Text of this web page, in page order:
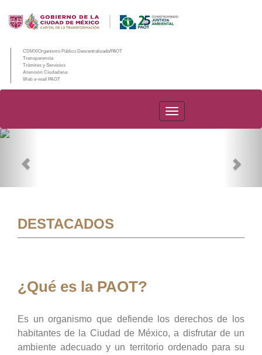
CDMX/Organismo Público Descentralizado/PAOT
Transparencia
Trámites y Servicios
Atención Ciudadana
Web e-mail PAOT
PAOT
DESTACADOS
¿Qué es la PAOT?
Es un organismo que defiende los derechos de los
habitantes de la Ciudad de México, a disfrutar de un
ambiente adecuado y un territorio ordenado para su